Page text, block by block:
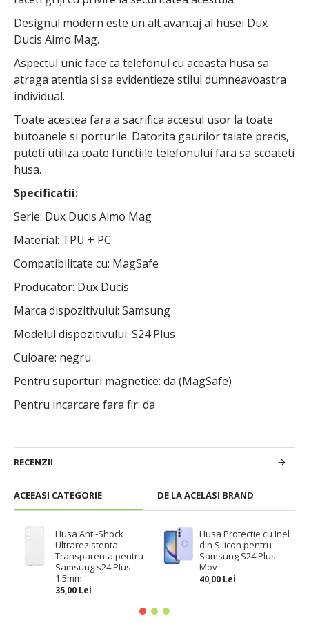
ACEEASI CATEGORIE DE LA ACELASI BRAND
Husa Anti-Shock
Ultrarezistenta
Transparenta pentru
Samsung s24 Plus
1.5mm
35,00 Lei
Husa Protectie cu Inel
din Silicon pentru
Samsung S24 Plus -
Mov
40,00 Lei
Designul modern este un alt avantaj al husei Dux
Ducis Aimo Mag.
Aspectul unic face ca telefonul cu aceasta husa sa
atraga atentia si sa evidentieze stilul dumneavoastra
individual.
Toate acestea fara a sacrifica accesul usor la toate
butoanele si porturile. Datorita gaurilor taiate precis,
puteti utiliza toate functiile telefonului fara sa scoateti
husa.
Specificatii:
Serie: Dux Ducis Aimo Mag
Material: TPU + PC
Compatibilitate cu: MagSafe
Producator: Dux Ducis
Marca dispozitivului: Samsung
Modelul dispozitivului: S24 Plus
Culoare: negru
Pentru suporturi magnetice: da (MagSafe)
Pentru incarcare fara fir: da
RECENZII